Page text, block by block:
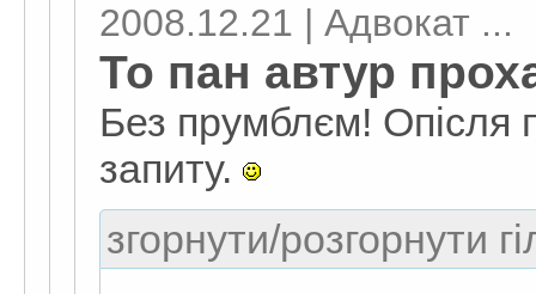
2008.12.21 | Адвокат ...
То пан автур
Без прумблєм! Опісля
запиту.
згорнути/розгорнути